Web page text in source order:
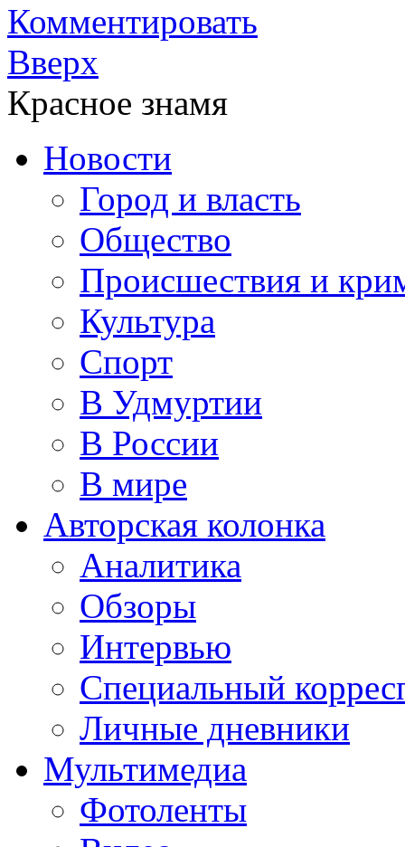
Комментировать
Вверх
Красное знамя
Новости
Город и власть
Общество
Происшествия и
Культура
Спорт
В Удмуртии
В России
В мире
Авторская колонка
Аналитика
Обзоры
Интервью
Специальный
Личные дневники
Мультимедиа
Фотоленты